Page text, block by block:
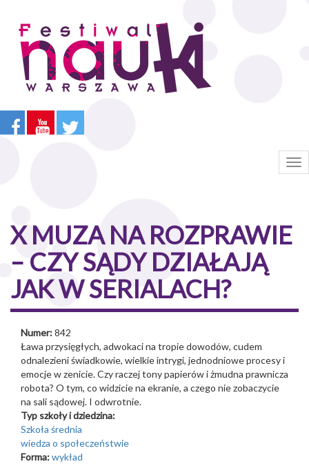
treści
X MUZA NA ROZPRAWIE
– CZY SĄDY DZIAŁAJĄ
JAK W SERIALACH?
Numer:842
Ława przysięgłych, adwokaci na tropie dowodów, cudem
odnalezieni świadkowie, wielkie intrygi, jednodniowe procesy i
emocje w zenicie. Czy raczej tony papierów i żmudna prawnicza
robota? O tym, co widzicie na ekranie, a czego nie zobaczycie
na sali sądowej. I odwrotnie.
Typ szkoły i dziedzina:
Szkoła średnia
wiedza o społeczeństwie
Forma:wykład